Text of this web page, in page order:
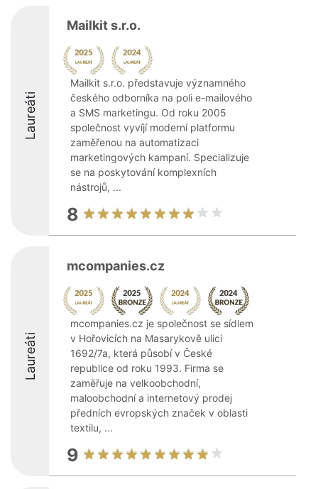
Laureáti
Mailkit s.r.o.
Mailkit s.r.o. představuje významného
českého odborníka na poli e-mailového
a SMS marketingu. Od roku 2005
společnost vyvíjí moderní platformu
zaměřenou na automatizaci
marketingových kampaní. Specializuje
se na poskytování komplexních
nástrojů, ...
8
Laureáti
mcompanies.cz
mcompanies.cz je společnost se sídlem
v Hořovicích na Masarykově ulici
1692/7a, která působí v České
republice od roku 1993. Firma se
zaměřuje na velkoobchodní,
maloobchodní a internetový prodej
předních evropských značek v oblasti
textilu, ...
9